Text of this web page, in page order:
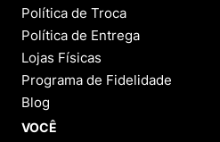
Política de Troca
Política de Entrega
Lojas Físicas
Programa de Fidelidade
Blog
VOCÊ